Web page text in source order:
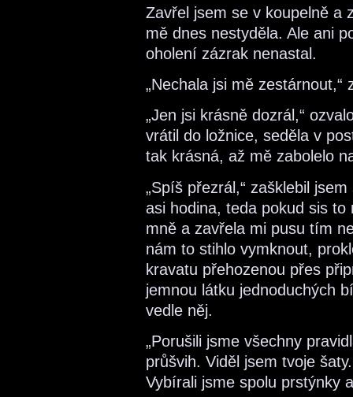
Zavřel jsem se v koupelně a
mě dnes nestyděla. Ale ani
oholení zázrak nenastal.
„Nechala jsi mě
„Jen jsi krásně dozrál,“
vrátil do ložnice, seděla v
tak krásná, až mě zabolelo
„Spíš přezrál,“ zašklebil
asi hodina, teda pokud sis
mně a zavřela mi pusu tím
nám to stihlo vymknout,
kravatu přehozenou přes
jemnou látku jednoduchých
vedle něj.
„Porušili jsme všechny
průšvih. Viděl jsem tvoje
Vybírali jsme spolu prstýnky